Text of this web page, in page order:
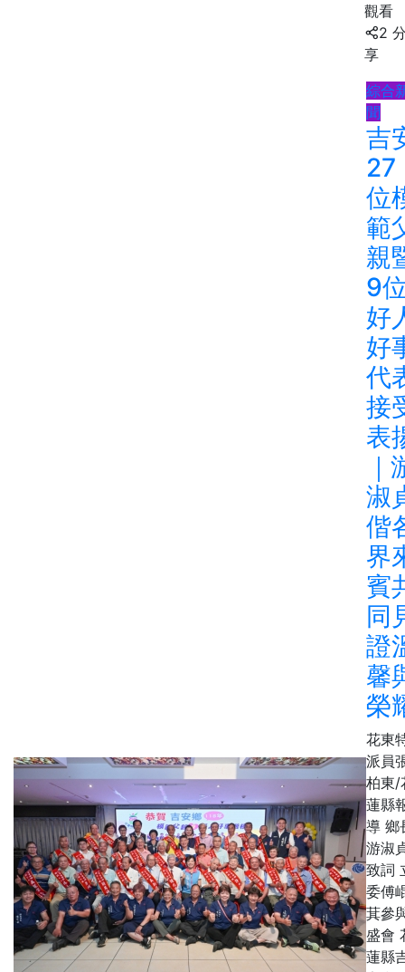
觀看
2
享
綜合
聞
吉
27
位
範
親
9
好
好
代
接
表
｜
淑
偕
界
賓
同
證
馨
榮
花東
派員
柏東/
蓮縣
導 鄉
游淑
致詞
委傅
萁參
盛會
蓮縣